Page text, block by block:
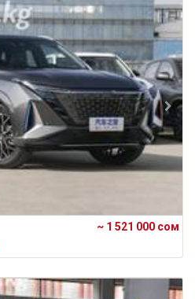
~ 1 521 000 сом